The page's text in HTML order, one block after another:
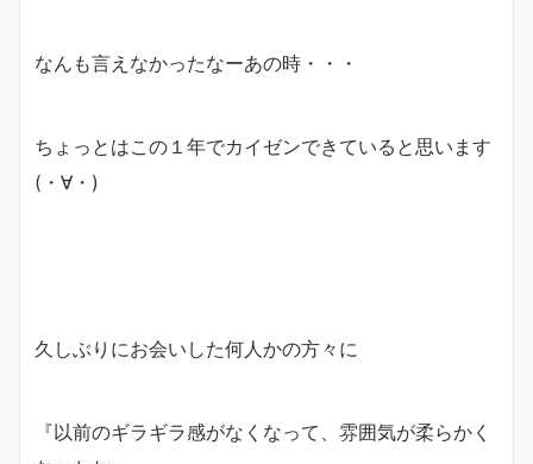
なんも言えなかったなーあの時・・・
ちょっとはこの１年でカイゼンできていると思います
(・∀・)
久しぶりにお会いした何人かの方々に
『以前のギラギラ感がなくなって、雰囲気が柔らかく